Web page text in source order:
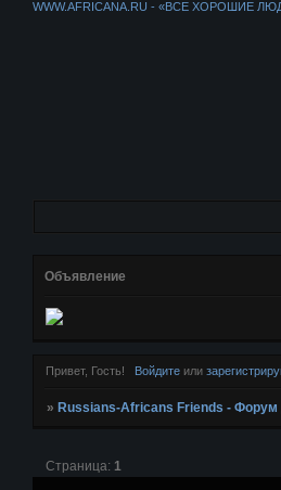
WWW.AFRICANA.RU - «ВСЕ ХОРОШИЕ
Объявление
Привет, Гость! Войдитеили
» Russians-Africans Friends -
Страница: 1